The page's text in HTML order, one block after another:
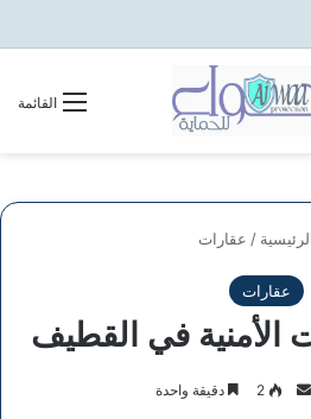
القائمة
/ عقارات
عقارات
في القطيف
أرسل2 دقيقة واحدة